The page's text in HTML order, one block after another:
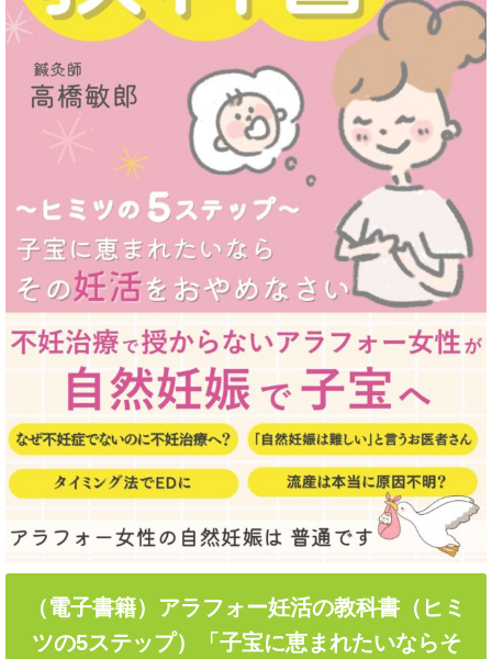
（電子書籍）アラフォー妊活の教科書（ヒミ
ツの5ステップ）「子宝に恵まれたいならそ